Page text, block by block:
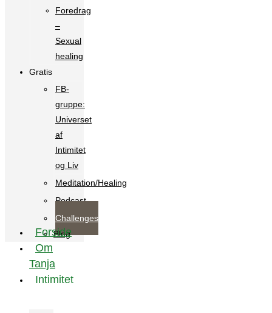
Foredrag
–
Sexual
healing
Gratis
FB-
gruppe:
Universet
af
Intimitet
og Liv
Meditation/Healing
Podcast
Challenges
Blog
Forside
Om
Tanja
Intimitet